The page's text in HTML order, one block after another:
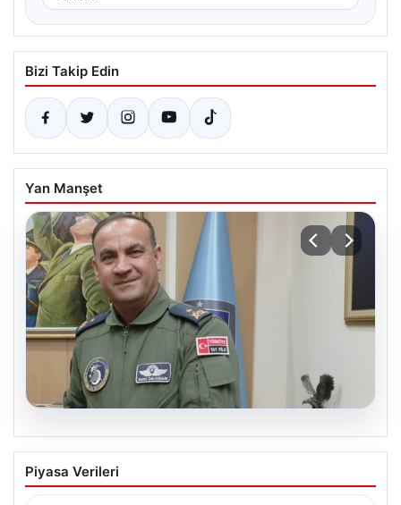
Bizi Takip Edin
Yan Manşet
Rafet Dalkıran kimdir? Yeni Hava
Kuvvetleri Komutanı Rafet Dalkıran’ın
Piyasa Verileri